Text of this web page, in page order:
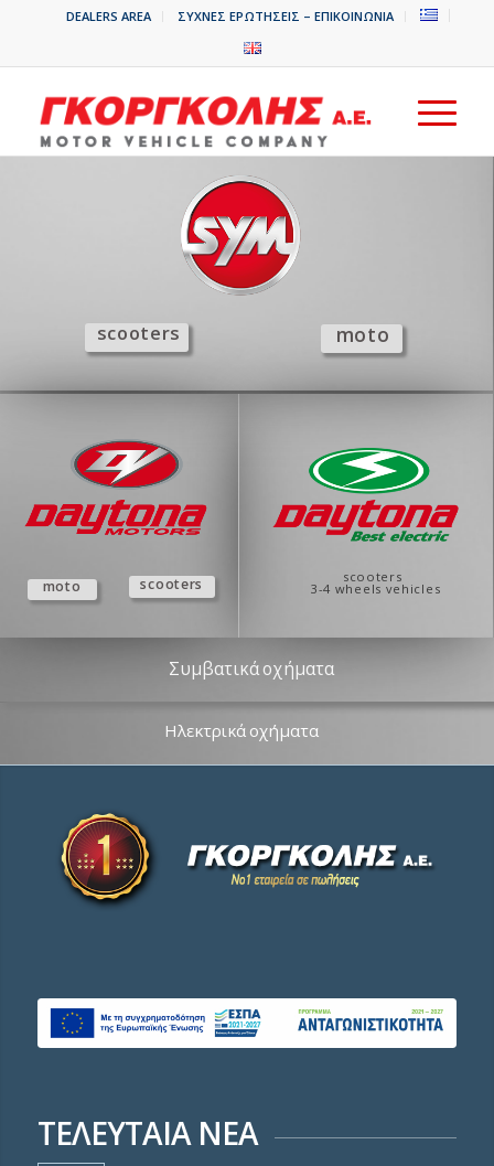
DEALERS AREA ΣΥΧΝΕΣ ΕΡΩΤΗΣΕΙΣ – ΕΠΙΚΟΙΝΩΝΙΑ
Συμβατικά οχήματα
Ηλεκτρικά οχήματα
sco ote rs
3-4 wh e e ls ve h ic l e s
scooters moto
moto scooters
ΤΕΛΕΥΤΑΙΑ ΝΕΑ